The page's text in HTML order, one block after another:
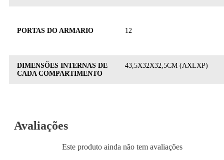
PORTAS DO ARMARIO 12
DIMENSÕES INTERNAS DE
CADA COMPARTIMENTO
43,5X32X32,5CM (AXLXP)
Avaliações
Este produto ainda não tem avaliações